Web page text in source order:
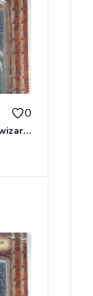
0
D&D - woc 40094 wizard human male Miniature - Donjons Dragons